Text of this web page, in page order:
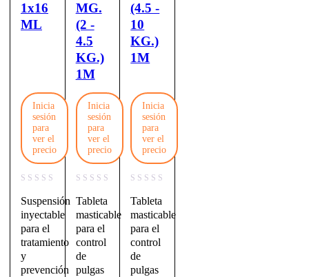
1x16
ML
Inicia
sesión
para
ver el
precio
Suspensión
inyectable
para el
tratamiento
y
prevención
MG.
(2 -
4.5
KG.)
1M
Inicia
sesión
para
ver el
precio
Tableta
masticable
para el
control
de
pulgas
(4.5 -
10
KG.)
1M
Inicia
sesión
para
ver el
precio
Tableta
masticable
para el
control
de
pulgas